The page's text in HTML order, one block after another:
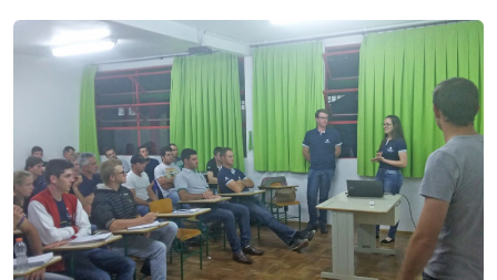
CPA
Biblioteca
Editora
Rádio